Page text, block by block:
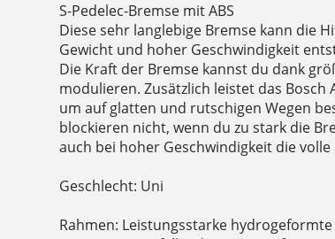
S-Pedelec-Bremse mit ABS
Diese sehr langlebige Bremse kann die
Gewicht und hoher Geschwindigkeit
Die Kraft der Bremse kannst du dank
modulieren. Zusätzlich leistet das Bosch
um auf glatten und rutschigen Wegen
blockieren nicht, wenn du zu stark die
auch bei hoher Geschwindigkeit die
Geschlecht: Uni
Rahmen: Leistungsstarke